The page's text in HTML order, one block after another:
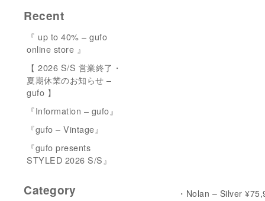
・Nolan – Silver
Recent
『 up to 40% – gufo
online store 』
【 2026 S/S 営業終了・
夏期休業のお知らせ –
gufo 】
『Information – gufo』
『gufo – Vintage』
『gufo presents
STYLED 2026 S/S』
Category